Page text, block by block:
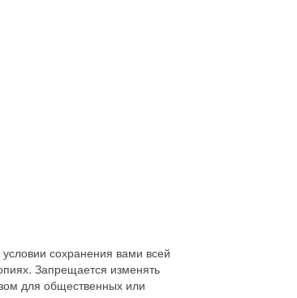
сохранения вами всей
Запрещается изменять
для общественных или